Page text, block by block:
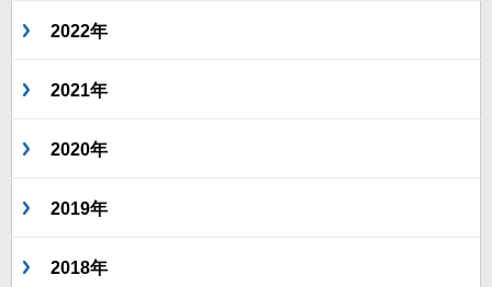
2022年
2021年
2020年
2019年
2018年